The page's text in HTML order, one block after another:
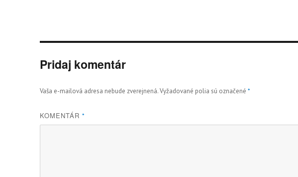
Pridaj komentár
Vaša e-mailová adresa nebude zverejnená.Vyžadované polia sú označené*
KOMENTÁR*